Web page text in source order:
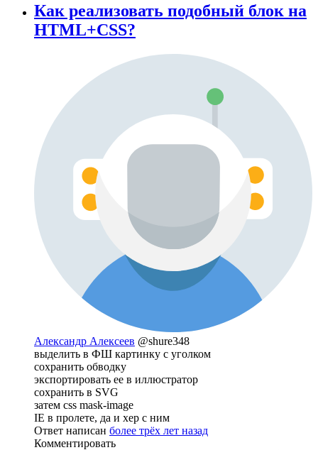
Как реализовать подобный блок на
HTML+CSS?
Александр Алексеев @shure348
выделить в ФШ картинку с уголком
сохранить обводку
экспортировать ее в иллюстратор
сохранить в SVG
затем css mask-image
IE в пролете, да и хер с ним
Ответ написан более трёх лет назад
Комментировать